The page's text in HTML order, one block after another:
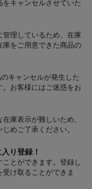
キャンセルさせていた
理しているため、在庫
をご用意できた商品の
キャンセルが発生した
お客様にはご迷惑をお
庫表示が難しいため、
めご了承ください。
り登録！
とができます。登録し
け取ることができま